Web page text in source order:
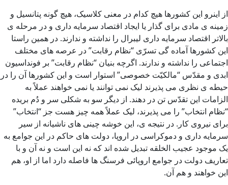
از اینرو این کشورها هیچ کدام در معنی کلاسیک، هیچ گونه پتانسیل و
زمینه ی مادی برای گذار یا ایجاد اقتصاد سرمایه داری و در مرحله ی
بالاتر اقتصاد سرمایه داری لیبرال را نداشته و ندارند. در همین راستا
این کشورها آماده گی تسرّی “نظام رقابت” در عرصه های مختلف
اجتماعی را نداشته و ندارند. اگرچه بنیان “نظام رقابت” بر فونداسیون
ابدی و مقدّس “مالکیّت خصوصی” استوار است و این کشورها آن را در
حیطه ی نظری می پذیرند لیک نمی توانند یا نمی خواهند عملاً به
الزامات این تقدّس تن در دهند. از دیگر سو به شکلی سر و دُم بریده
“نظام انتخاب” را می پذیرند، لیک عملاً همه چیز هست جز “انتخاب”
برای نیروی کار. در نتیجه ی، این خوشه چینی های ناشیانه از سیر
سرمایه داری و دموکراسی در اروپا، دولت های حاکم در این جوامع به
یک موجود عجیب الخلقه تبدیل شده اند که نه این است و نه آن و با
تعاریف دولت در جوامع اروپائی فرسنگ ها فاصله دارد اما از او، هم
این خواهند و هم آن.